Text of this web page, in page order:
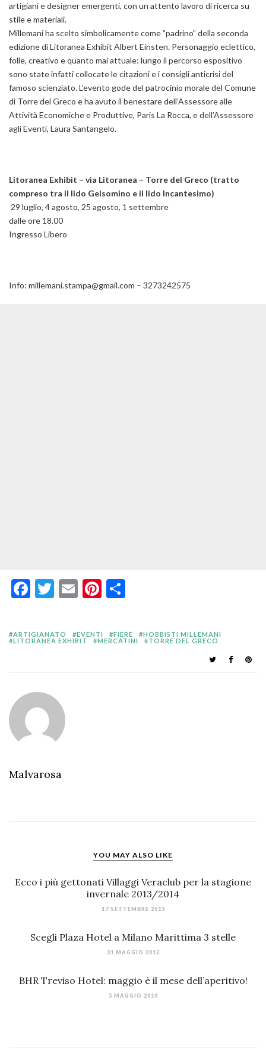
artigiani e designer emergenti, con un attento lavoro di ricerca su
stile e materiali.
Millemani ha scelto simbolicamente come ”padrino” della seconda
edizione di Litoranea Exhibit Albert Einsten. Personaggio eclettico,
folle, creativo e quanto mai attuale: lungo il percorso espositivo
sono state infatti collocate le citazioni e i consigli anticrisi del
famoso scienziato. L’evento gode del patrocinio morale del Comune
di Torre del Greco e ha avuto il benestare dell’Assessore alle
Attività Economiche e Produttive, Paris La Rocca, e dell’Assessore
agli Eventi, Laura Santangelo.
Litoranea Exhibit – via Litoranea – Torre del Greco (tratto
compreso tra il lido Gelsomino e il lido Incantesimo)
29 luglio, 4 agosto, 25 agosto, 1 settembre
dalle ore 18.00
Ingresso Libero
Info: millemani.stampa@gmail.com – 3273242575
Facebook
Twitter
EmailPinterest
ARTIGIANATO EVENTI FIERE
HOBBISTI MILLEMANI
LITORANEA EXHIBIT
MERCATINI TORRE DEL GRECO
Malvarosa
YOU MAY ALSO LIKE
Ecco i più gettonati Villaggi Veraclub per la stagione
invernale 2013/2014
17 SETTEMBRE 2013
Scegli Plaza Hotel a Milano Marittima 3 stelle
31 MAGGIO 2012
BHR Treviso Hotel: maggio è il mese dell’aperitivo!
5 MAGGIO 2010